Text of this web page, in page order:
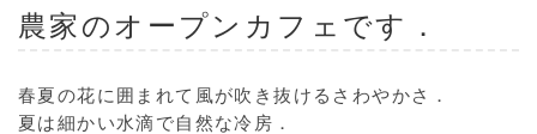
農家のオープンカフェです．
春夏の花に囲まれて風が吹き抜けるさわやかさ．
夏は細かい水滴で自然な冷房．